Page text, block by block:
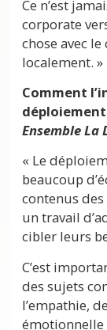
Ce n’est
corporate
chose avec
localement. »
Comment
Ensemble La
« Le
beaucoup
contenus
un travail
cibler leurs
C’est
des sujets
l’empathie,
émotionnelle